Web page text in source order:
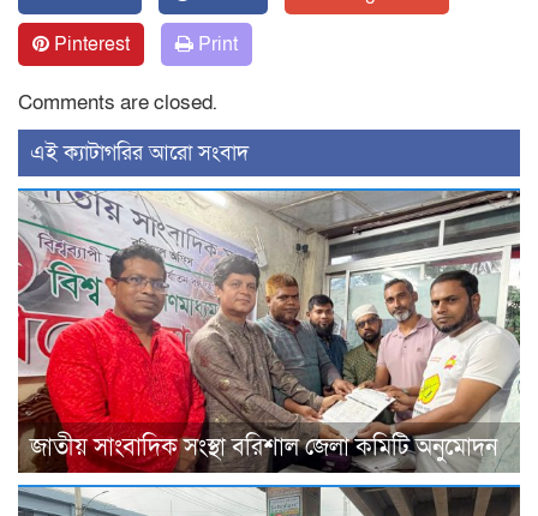
Pinterest
Print
Comments are closed.
‍এই ক্যাটাগরির ‍আরো সংবাদ
জাতীয় সাংবাদিক সংস্থা বরিশাল জেলা কমিটি অনুমোদন